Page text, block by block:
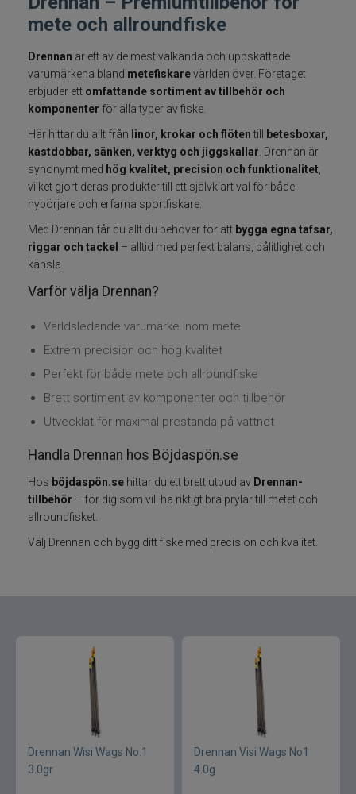
Specimenfiske
Varumärken
Grundéns
Mikado
13 Fishing
Fox International
Ahrex
Baltic
Bios
Billow Baits
Bite Of Bleak
Brewer Baits
mete och allroundfiske
Drennan är ett av de mest välkända och uppskattade
varumärkena bland metefiskarevärlden över. Företaget
erbjuder ett omfattande sortiment av tillbehör och
komponenter för alla typer av fiske.
Här hittar du allt från linor, krokar och flöten till
betesboxar,
kastdobbar, sänken, verktyg och jiggskallar. Drennan är
synonymt med hög kvalitet, precision och funktionalitet,
vilket gjort deras produkter till ett självklart val för både
nybörjare och erfarna sportfiskare.
Med Drennan får du allt du behöver för att bygga egna tafsar,
riggar och tackel – alltid med perfekt balans, pålitlighet och
känsla.
Varför välja Drennan?
Världsledande varumärke inom mete
Extrem precision och hög kvalitet
Perfekt för både mete och allroundfiske
Brett sortiment av komponenter och tillbehör
Utvecklat för maximal prestanda på vattnet
Handla Drennan hos Böjdaspön.se
Hos böjdaspön.se hittar du ett brett utbud av Drennan-
tillbehör – för dig som vill ha riktigt bra prylar till metet och
allroundfisket.
Välj Drennan och bygg ditt fiske med precision och kvalitet.
Drennan Wisi Wags No.1
3.0gr
Drennan Visi Wags No1
4.0g